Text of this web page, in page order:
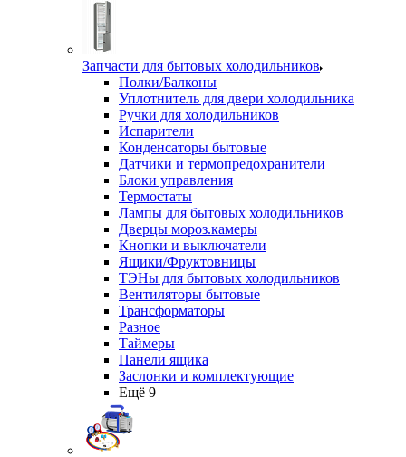
Запчасти для бытовых холодильников
Полки/Балконы
Уплотнитель для двери холодильника
Ручки для холодильников
Испарители
Конденсаторы бытовые
Датчики и термопредохранители
Блоки управления
Термостаты
Лампы для бытовых холодильников
Дверцы мороз.камеры
Кнопки и выключатели
Ящики/Фруктовницы
ТЭНы для бытовых холодильников
Вентиляторы бытовые
Трансформаторы
Разное
Таймеры
Панели ящика
Заслонки и комплектующие
Ещё 9